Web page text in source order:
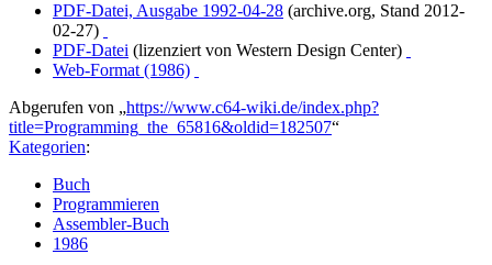
PDF-Datei, Ausgabe 1992-04-28 (archive.org, Stand 2012-
02-27)
PDF-Datei (lizenziert von Western Design Center)
Web-Format (1986)
Abgerufen von „https://www.c64-wiki.de/index.php?
title=Programming_the_65816&oldid=182507“
Kategorien:
Buch
Programmieren
Assembler-Buch
1986